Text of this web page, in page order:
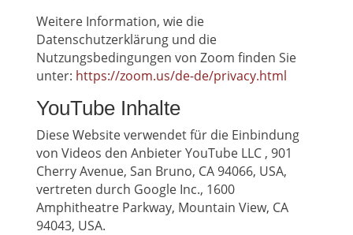
Weitere Information, wie die
Datenschutzerklärung und die
Nutzungsbedingungen von Zoom finden Sie
unter: https://zoom.us/de-de/privacy.html
YouTube Inhalte
Diese Website verwendet für die Einbindung
von Videos den Anbieter YouTube LLC , 901
Cherry Avenue, San Bruno, CA 94066, USA,
vertreten durch Google Inc., 1600
Amphitheatre Parkway, Mountain View, CA
94043, USA.